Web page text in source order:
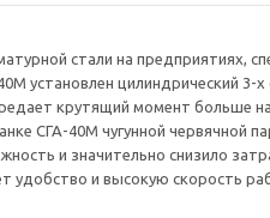
стали на предприятиях,
установлен цилиндрический 3-
крутящий момент больше
СГА-40М чугунной червячной
и значительно снизило
удобство и высокую скорость